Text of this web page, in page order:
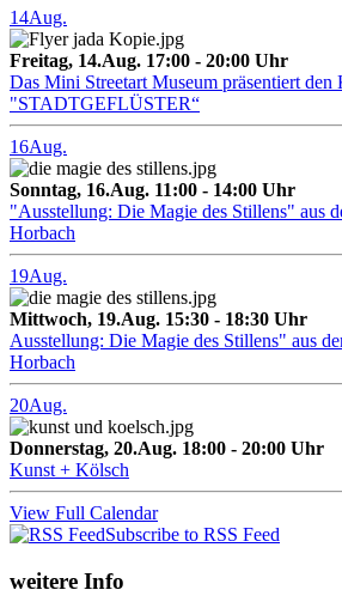
14Aug.
Freitag, 14.Aug. 17:00 - 20:00 Uhr
Das Mini Streetart Museum präsentiert
"STADTGEFLÜSTER“
16Aug.
Sonntag, 16.Aug. 11:00 - 14:00 Uhr
"Ausstellung: Die Magie des Stillens" aus
Horbach
19Aug.
Mittwoch, 19.Aug. 15:30 - 18:30 Uhr
Ausstellung: Die Magie des Stillens" aus
Horbach
20Aug.
Donnerstag, 20.Aug. 18:00 - 20:00 Uhr
Kunst + Kölsch
View Full Calendar
Subscribe to RSS Feed
weitere Info